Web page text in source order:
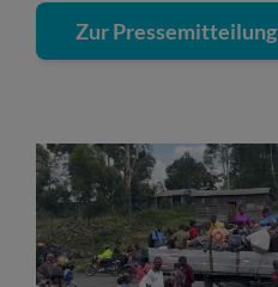
Zur Pressemitteilung